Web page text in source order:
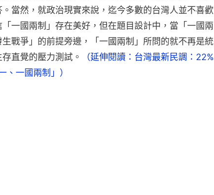
當然，就政治現實來說，迄今多數的台灣人並不喜歡
一國兩制」存在美好，但在題目設計中，當「一國兩
戰爭」的前提旁邊，「一國兩制」所問的就不再是統
直覺的壓力測試。
（延伸閱讀：台灣最新民調：22%
、一國兩制」）